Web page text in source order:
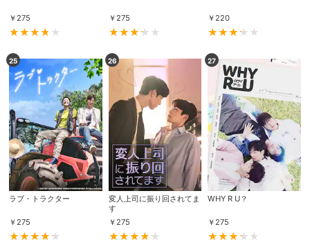
￥275 ￥275 ￥220
25
ラブ・トラクター
￥275
26
変人上司に振り回されてま
す
￥275
27
WHY R U？
￥275